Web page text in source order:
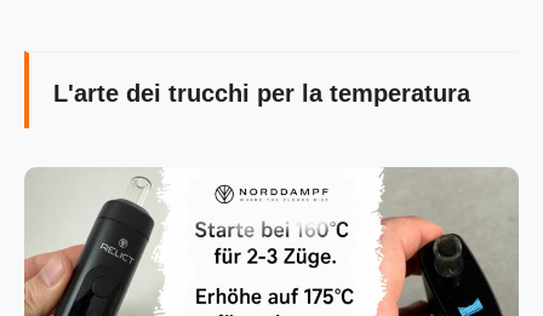
L'arte dei trucchi per la temperatura